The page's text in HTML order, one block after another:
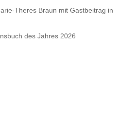
Theres Braun mit Gastbeitrag in
des Jahres 2026